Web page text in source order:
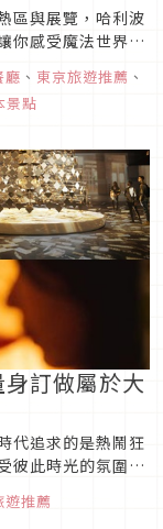
區與展覽，哈利波
你感受魔法世界的
」，今年主題為
。在夏季來臨之
廳 、 東京旅遊推薦 、
景點
訂做屬於大
代追求的是熱鬧狂
彼此時光的氛圍。
大人系的朋友量
遊推薦